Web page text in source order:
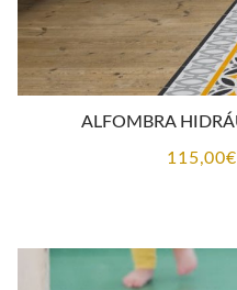
ALFOMBRA
115,00€